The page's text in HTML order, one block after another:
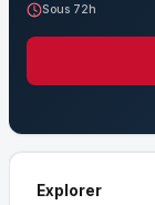
Sous 72h
Explorer